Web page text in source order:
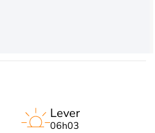
Lever
06h03